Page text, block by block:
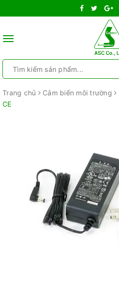
Toggle
Trang chủ Cảm biến môi trường
CE